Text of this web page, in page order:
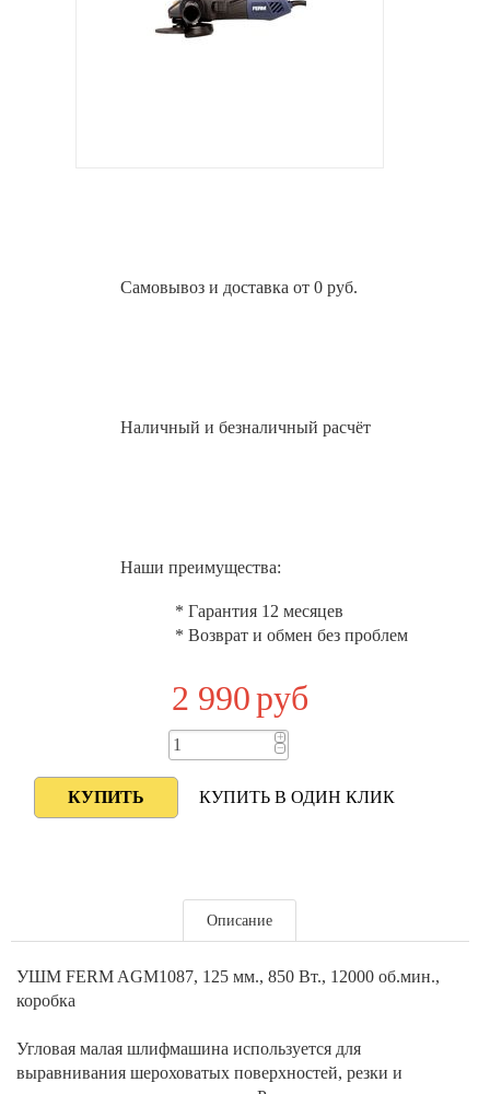
Самовывоз и доставка от 0 руб.
Наличный и безналичный расчёт
Наши преимущества:
* Гарантия 12 месяцев
* Возврат и обмен без проблем
2 990руб
+
−
КУПИТЬ В ОДИН КЛИК
Описание
УШМ FERM AGM1087, 125 мм., 850 Вт., 12000 об.мин.,
коробка
Угловая малая шлифмашина используется для
выравнивания шероховатых поверхностей, резки и